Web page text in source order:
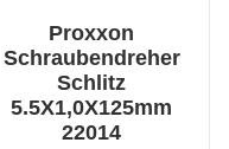
Proxxon
Schraubendreher
Schlitz
5.5X1,0X125mm
22014